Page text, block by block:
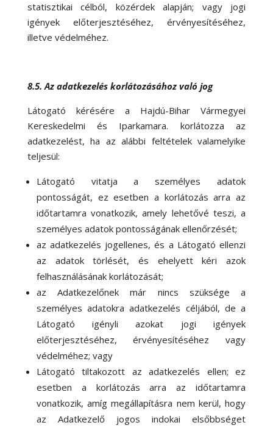
statisztikai célból, közérdek alapján; vagy jogi
igények előterjesztéséhez, érvényesítéséhez,
illetve védelméhez.
8.5. Az adatkezelés korlátozásához való jog
Látogató kérésére a Hajdú-Bihar Vármegyei
Kereskedelmi és Iparkamara. korlátozza az
adatkezelést, ha az alábbi feltételek valamelyike
teljesül:
Látogató vitatja a személyes adatok
pontosságát, ez esetben a korlátozás arra az
időtartamra vonatkozik, amely lehetővé teszi, a
személyes adatok pontosságának ellenőrzését;
az adatkezelés jogellenes, és a Látogató ellenzi
az adatok törlését, és ehelyett kéri azok
felhasználásának korlátozását;
az Adatkezelőnek már nincs szüksége a
személyes adatokra adatkezelés céljából, de a
Látogató igényli azokat jogi igények
előterjesztéséhez, érvényesítéséhez vagy
védelméhez; vagy
Látogató tiltakozott az adatkezelés ellen; ez
esetben a korlátozás arra az időtartamra
vonatkozik, amíg megállapításra nem kerül, hogy
az Adatkezelő jogos indokai elsőbbséget